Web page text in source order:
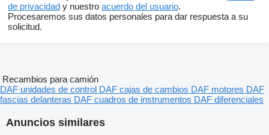
de privacidad y nuestro acuerdo del usuario.
Procesaremos sus datos personales para dar respuesta a su
solicitud.
Anuncios similares
Recambios para camión
DAF unidades de control DAF cajas de cambios DAF motores DAF
fascias delanteras DAF cuadros de instrumentos DAF diferenciales